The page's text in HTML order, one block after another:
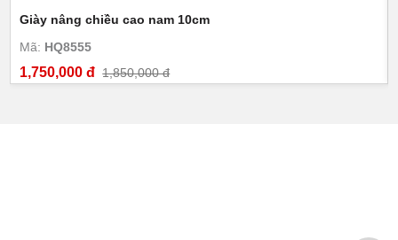
Giày nâng chiều cao nam 10cm
Mã: HQ8555
1,750,000 đ 1,850,000 đ